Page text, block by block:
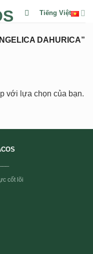
Tiếng Việt
DAHURICA”
với lựa chọn của bạn.
cốt lõi